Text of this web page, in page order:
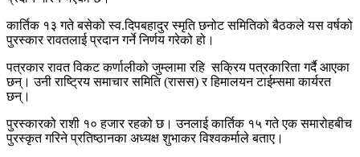
कार्तिक १३ गते बसेको स्व.दिपबहादुर स्मृति छनोट समितिको बैठकले यस वर्षको
पुरस्कार रावतलाई प्रदान गर्ने निर्णय गरेको हो।
पत्रकार रावत विकट कर्णालीको जुम्लामा रहि सक्रिय पत्रकारिता गर्दै आएका
छन्। उनी राष्ट्रिय समाचार समिति (रासस) र हिमालयन टाईम्समा कार्यरत
छन्।
पुरस्कारको राशी १० हजार रहको छ। उनलाई कार्तिक १५ गते एक समारोहबीच
पुरस्कृत गरिने प्रतिष्ठानका अध्यक्ष शुभाकर विश्वकर्माले बताए।